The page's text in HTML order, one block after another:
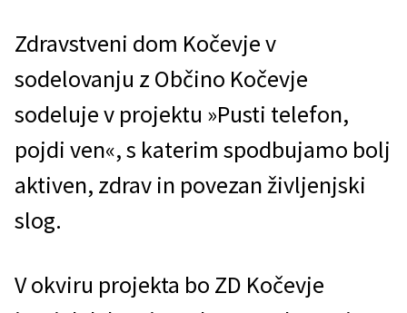
Zdravstveni dom Kočevje v
sodelovanju z Občino Kočevje
sodeluje v projektu »Pusti telefon,
pojdi ven«, s katerim spodbujamo bolj
aktiven, zdrav in povezan življenjski
slog.
V okviru projekta bo ZD Kočevje